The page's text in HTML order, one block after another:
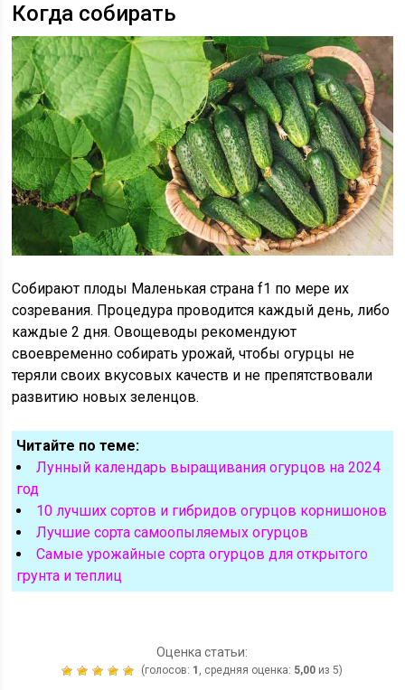
Когда собирать
Собирают плоды Маленькая страна f1 по мере их
созревания. Процедура проводится каждый день, либо
каждые 2 дня. Овощеводы рекомендуют
своевременно собирать урожай, чтобы огурцы не
теряли своих вкусовых качеств и не препятствовали
развитию новых зеленцов.
Читайте по теме:
Лунный календарь выращивания огурцов на 2024
год
10 лучших сортов и гибридов огурцов корнишонов
Лучшие сорта самоопыляемых огурцов
Самые урожайные сорта огурцов для открытого
грунта и теплиц
Оценка статьи:
(голосов: 1 , средняя оценка: 5,00 из 5)